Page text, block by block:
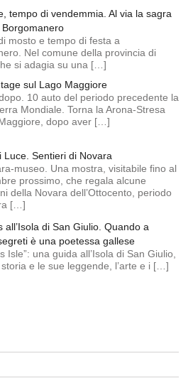
tempo di vendemmia. Al via la sagra
Borgomanero
mosto e tempo di festa a
Nel comune della provincia di
si adagia su una […]
sul Lago Maggiore
10 auto del periodo precedente la
Mondiale. Torna la Arona-Stresa
dopo aver […]
Luce. Sentieri di Novara
museo. Una mostra, visitabile fino al
prossimo, che regala alcune
della Novara dell’Ottocento, periodo
[…]
all’Isola di San Giulio. Quando a
è una poetessa gallese
Isle”: una guida all’Isola di San Giulio,
e le sue leggende, l’arte e i […]